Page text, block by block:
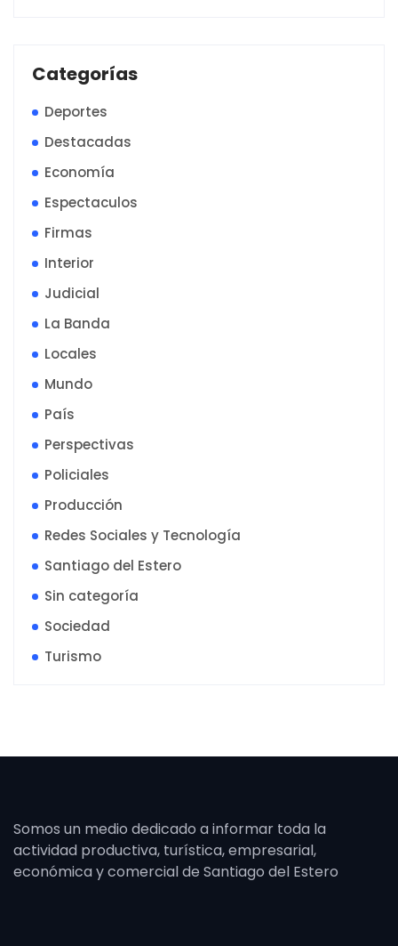
Categorías
Deportes
Destacadas
Economía
Espectaculos
Firmas
Interior
Judicial
La Banda
Locales
Mundo
País
Perspectivas
Policiales
Producción
Redes Sociales y Tecnología
Santiago del Estero
Sin categoría
Sociedad
Turismo
Somos un medio dedicado a informar toda la
actividad productiva, turística, empresarial,
económica y comercial de Santiago del Estero